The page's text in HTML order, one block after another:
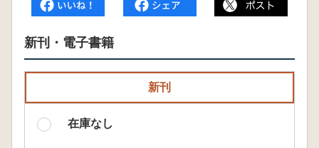
新刊・電子書籍
新刊
在庫なし